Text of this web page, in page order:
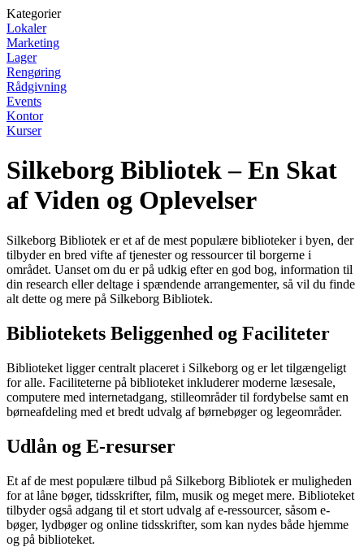
Kategorier
Lokaler
Marketing
Lager
Rengøring
Rådgivning
Events
Kontor
Kurser
Silkeborg Bibliotek – En Skat
af Viden og Oplevelser
Silkeborg Bibliotek er et af de mest populære biblioteker i byen, der
tilbyder en bred vifte af tjenester og ressourcer til borgerne i
området. Uanset om du er på udkig efter en god bog, information til
din research eller deltage i spændende arrangementer, så vil du finde
alt dette og mere på Silkeborg Bibliotek.
Bibliotekets Beliggenhed og Faciliteter
Biblioteket ligger centralt placeret i Silkeborg og er let tilgængeligt
for alle. Faciliteterne på biblioteket inkluderer moderne læsesale,
computere med internetadgang, stilleområder til fordybelse samt en
børneafdeling med et bredt udvalg af børnebøger og legeområder.
Udlån og E-resurser
Et af de mest populære tilbud på Silkeborg Bibliotek er muligheden
for at låne bøger, tidsskrifter, film, musik og meget mere. Biblioteket
tilbyder også adgang til et stort udvalg af e-ressourcer, såsom e-
bøger, lydbøger og online tidsskrifter, som kan nydes både hjemme
og på biblioteket.